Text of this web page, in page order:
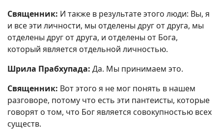
Священник: И также в результате этого люди: Вы, я
и все эти личности, мы отделены друг от друга, мы
отделены друг от друга, и отделены от Бога,
который является отдельной личностью.
Шрила Прабхупада: Да. Мы принимаем это.
Священник: Вот этого я не мог понять в нашем
разговоре, потому что есть эти пантеисты, которые
говорят о том, что Бог является совокупностью всех
существ.